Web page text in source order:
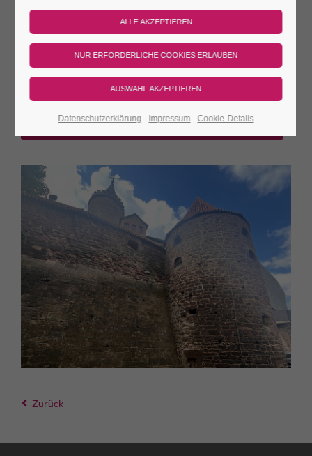
Datenschutzerklärung Impressum Cookie-Details
14 Uhr
Treffpunkt: Am Steg der Wünsche
JETZT TICKETS SICHERN & ONLINE SPAREN!
Zurück